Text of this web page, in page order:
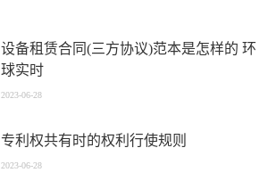
设备租赁合同(三方协议)范本是怎样的 环
球实时
2023-06-28
专利权共有时的权利行使规则
2023-06-28